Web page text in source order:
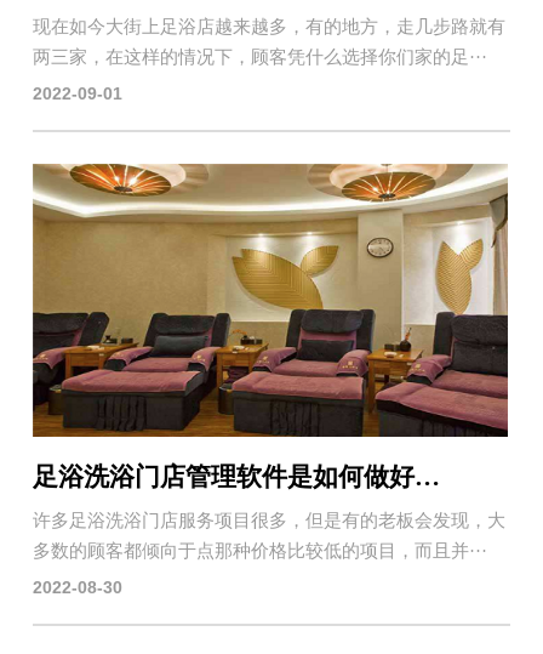
现在如今大街上足浴店越来越多，有的地方，走几步路就有
两三家，在这样的情况下，顾客凭什么选择你们家的足···
2022-09-01
足浴洗浴门店管理软件是如何做好顾客消费导向？
许多足浴洗浴门店服务项目很多，但是有的老板会发现，大
多数的顾客都倾向于点那种价格比较低的项目，而且并···
2022-08-30